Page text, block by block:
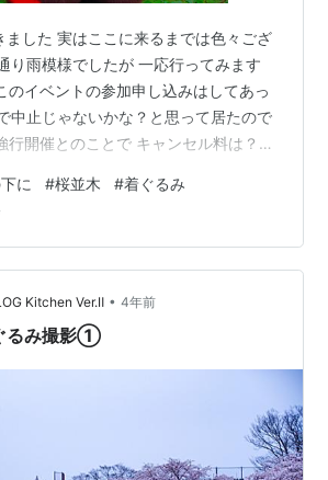
ました 実はここに来るまでは色々ござ
り雨模様でしたが 一応行ってみます
イベントの参加申し込みはしてあっ
中止じゃないかな？と思って居たので
開催とのことで キャンセル料は？と
すね 本当は傘も黒い傘だったんです
いでしょ？とのことで購入して 撮影に
ただ、この時間は雨が若干小康状態に
れいな桜と着ぐるみさんを撮影できま
ですね 見る角度によって 様々な表情
さ…
に #桜並木 #着ぐるみ
Kitchen Ver.Ⅱ • 4年前
るみ撮影①